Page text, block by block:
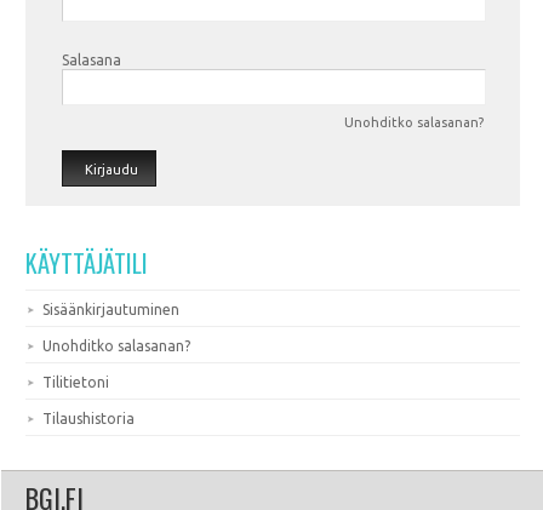
Salasana
Unohditko salasanan?
Kirjaudu
KÄYTTÄJÄTILI
Sisäänkirjautuminen
Unohditko salasanan?
Tilitietoni
Tilaushistoria
BGI.FI